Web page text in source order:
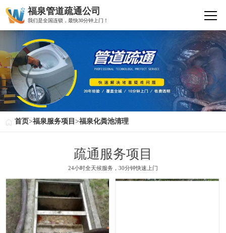
福泉管道疏通公司
我们是全国连锁，最快30分钟上门！
首页>福泉服务项目 >福泉化粪池清理
疏通服务项目
24小时全天候服务，30分钟快速上门